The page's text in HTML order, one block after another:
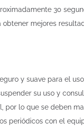
30
mejores
y suave para el
su uso y
lo que se deben
periódicos con el